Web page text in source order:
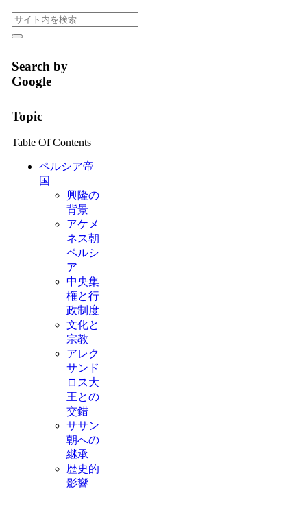
Search by
Google
Topic
Table Of Contents
ペルシア帝
国
興隆の
背景
アケメ
ネス朝
ペルシ
ア
中央集
権と行
政制度
文化と
宗教
アレク
サンド
ロス大
王との
交錯
ササン
朝への
継承
歴史的
影響